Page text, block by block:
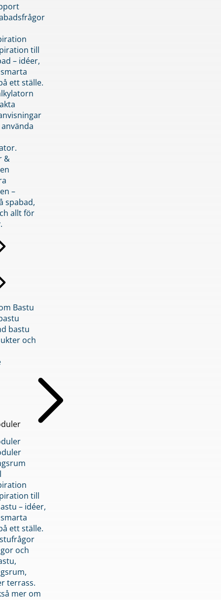
till
– idéer,
ett ställe.
&
–
spabad,
allt för
Bastu
bastu
och
till
– idéer,
ett ställe.
och
terrass.
mer om